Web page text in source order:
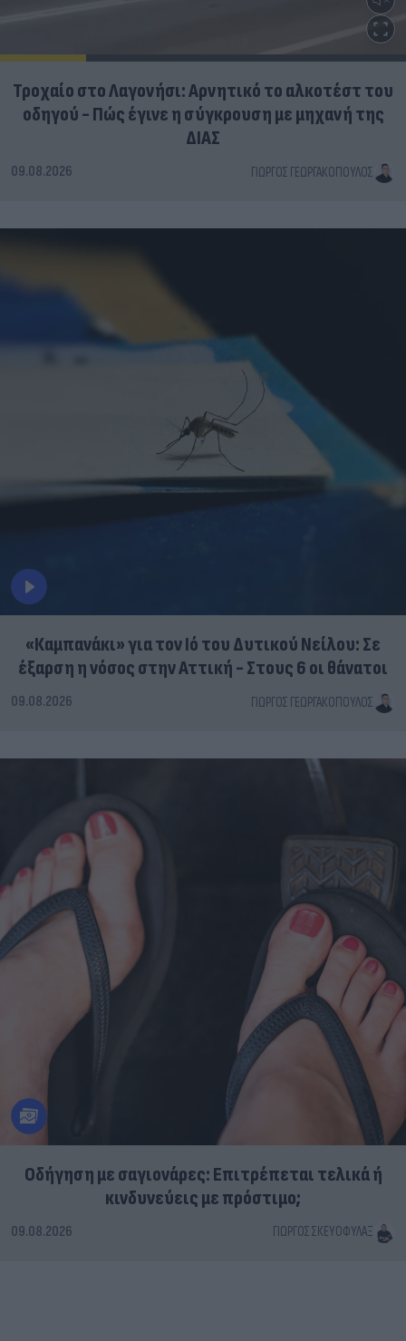
Τροχαίο στο Λαγονήσι: Αρνητικό το αλκοτέστ του
οδηγού - Πώς έγινε η σύγκρουση με μηχανή της
ΔΙΑΣ
09.08.2026 ΓΙΏΡΓΟΣ ΓΕΩΡΓΑΚΌΠΟΥΛΟΣ
«Καμπανάκι» για τον Ιό του Δυτικού Νείλου: Σε
έξαρση η νόσος στην Αττική - Στους 6 οι θάνατοι
09.08.2026 ΓΙΏΡΓΟΣ ΓΕΩΡΓΑΚΌΠΟΥΛΟΣ
Οδήγηση με σαγιονάρες: Επιτρέπεται τελικά ή
κινδυνεύεις με πρόστιμο;
09.08.2026 ΓΙΏΡΓΟΣ ΣΚΕΥΟΦΎΛΑΞ